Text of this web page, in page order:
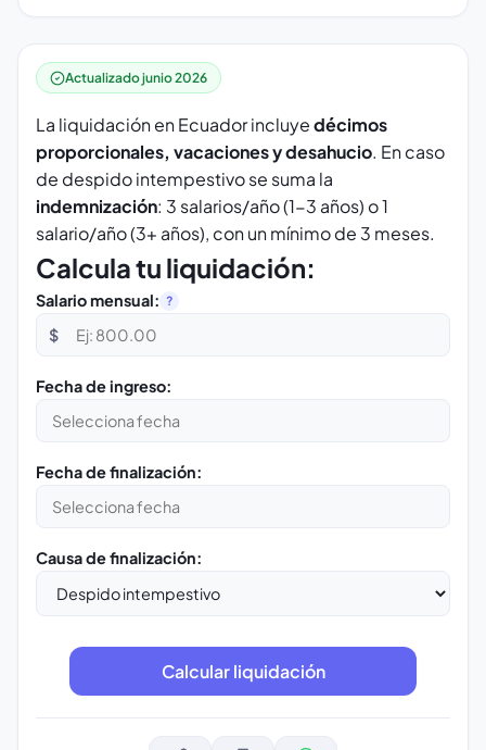
Actualizado junio 2026
La liquidación en Ecuador incluyedécimos
proporcionales, vacaciones y desahucio. En caso
de despido intempestivo se suma la
indemnización: 3 salarios/año (1-3 años) o 1
salario/año (3+ años), con un mínimo de 3 meses.
Calcula tu liquidación:
Salario mensual: ?
$
Fecha de ingreso:
Fecha de finalización:
Causa de finalización: